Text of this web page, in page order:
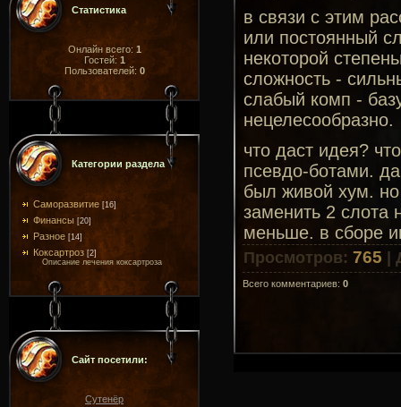
Статистика
Онлайн всего: 1
Гостей: 1
Пользователей: 0
Категории раздела
Саморазвитие [16]
Финансы [20]
Разное [14]
Коксартроз [2]
Описание лечения коксартроза
Сайт посетили:
Сутенёр
в связи с этим
или постоянный
некоторой
сложность -
слабый комп -
нецелесообразно.
что даст идея?
псевдо-ботами.
был живой хум.
заменить 2 слота
меньше. в сборе
Просмотров: 765
Всего комментариев: 0